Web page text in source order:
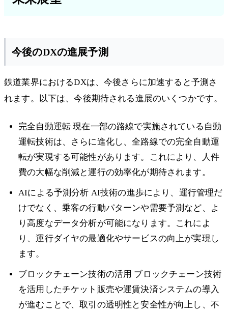
今後のDXの進展予測
鉄道業界におけるDXは、今後さらに加速すると予測さ
れます。以下は、今後期待される進展のいくつかです。
完全自動運転 現在一部の路線で実施されている自動
運転技術は、さらに進化し、全路線での完全自動運
転が実現する可能性があります。これにより、人件
費の大幅な削減と運行の効率化が期待されます。
AIによる予測分析 AI技術の進歩により、運行管理だ
けでなく、乗客の行動パターンや需要予測など、よ
り高度なデータ分析が可能になります。これによ
り、運行ダイヤの最適化やサービスの向上が実現し
ます。
ブロックチェーン技術の活用 ブロックチェーン技術
を活用したチケット販売や運賃決済システムの導入
が進むことで、取引の透明性と安全性が向上し、不